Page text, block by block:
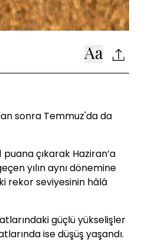
sonra Temmuz'da da
puana çıkarak Haziran’a
yılın aynı dönemine
rekor seviyesinin hâlâ
güçlü yükselişler
ise düşüş yaşandı.